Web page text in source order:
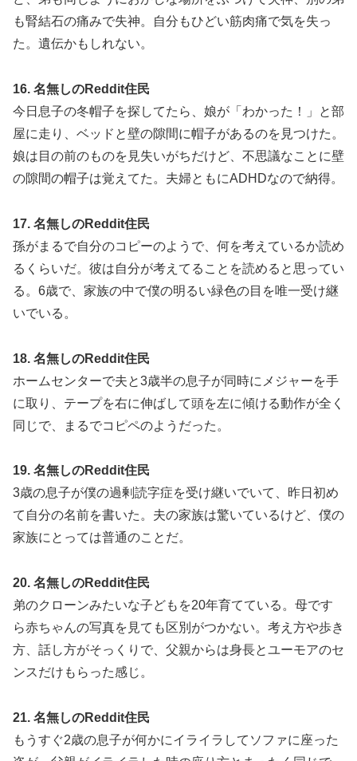
も腎結石の痛みで失神。自分もひどい筋肉痛で気を失っ
た。遺伝かもしれない。
16. 名無しのReddit住民
今日息子の冬帽子を探してたら、娘が「わかった！」と部
屋に走り、ベッドと壁の隙間に帽子があるのを見つけた。
娘は目の前のものを見失いがちだけど、不思議なことに壁
の隙間の帽子は覚えてた。夫婦ともにADHDなので納得。
17. 名無しのReddit住民
孫がまるで自分のコピーのようで、何を考えているか読め
るくらいだ。彼は自分が考えてることを読めると思ってい
る。6歳で、家族の中で僕の明るい緑色の目を唯一受け継
いでいる。
18. 名無しのReddit住民
ホームセンターで夫と3歳半の息子が同時にメジャーを手
に取り、テープを右に伸ばして頭を左に傾ける動作が全く
同じで、まるでコピペのようだった。
19. 名無しのReddit住民
3歳の息子が僕の過剰読字症を受け継いでいて、昨日初め
て自分の名前を書いた。夫の家族は驚いているけど、僕の
家族にとっては普通のことだ。
20. 名無しのReddit住民
弟のクローンみたいな子どもを20年育てている。母です
ら赤ちゃんの写真を見ても区別がつかない。考え方や歩き
方、話し方がそっくりで、父親からは身長とユーモアのセ
ンスだけもらった感じ。
21. 名無しのReddit住民
もうすぐ2歳の息子が何かにイライラしてソファに座った